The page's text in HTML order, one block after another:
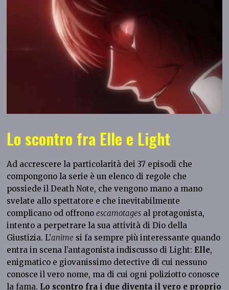
Lo scontro fra Elle e Light
Ad accrescere la particolarità dei 37 episodi che
compongono la serie è un elenco di regole che
possiede il Death Note, che vengono mano a mano
svelate allo spettatore e che inevitabilmente
complicano od offronoescamotages al protagonista,
intento a perpetrare la sua attività di Dio della
Giustizia. L’anime si fa sempre più interessante quando
entra in scena l’antagonista indiscusso di Light: Elle,
enigmatico e giovanissimo detective di cui nessuno
conosce il vero nome, ma di cui ogni poliziotto conosce
la fama. Lo scontro fra i due diventa il vero e proprio